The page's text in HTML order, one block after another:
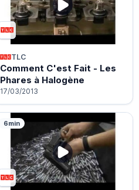
TLC
Comment C'est Fait - Les
Phares à Halogène
17/03/2013
6min